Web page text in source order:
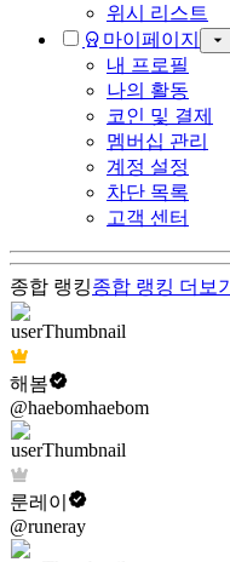
위시 리스트
마이페이지
내 프로필
나의 활동
코인 및 결제
멤버십 관리
계정 설정
차단 목록
고객 센터
종합 랭킹종합 랭킹 더보기
해봄
@haebomhaebom
룬레이
@runeray